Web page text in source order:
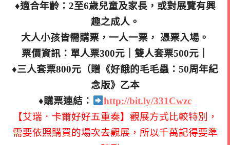
♦適合年齡：2至6歲兒童及家長，或對展覽有興
趣之成人。
大人小孩皆需購票，一人一票， 憑票入場。
票價資訊：單人票300元｜雙人套票500元｜
♦三人套票800元（贈《好餓的毛毛蟲：50周年紀
念版》乙本
♦購票連結：
http://bit.ly/331Cwzc
【艾瑞．卡爾好好五重奏】觀展方式比較特別，
需要依照購買的場次去觀展，所以千萬記得要準